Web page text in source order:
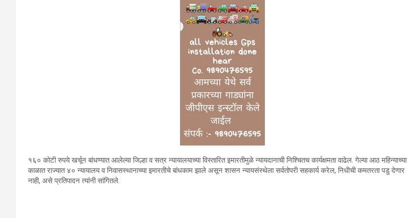
१६० कोटी रुपये खर्चून बांधण्यात आलेल्या जिल्हा व सत्र न्यायालयाच्या विस्तारित इमारतीमुळे न्यायदानाची निश्चितच कार्यक्षमता वाढेल. गेल्या आठ महिन्याच्या
काळात राज्यात ४० न्यायालय व निवासस्थानाच्या इमारतीचे बांधकाम झाले असून शासन न्यायसंस्थेला सर्वतोपरी सहकार्य करेल, निधीची कमतरता पडु देणार
नाही, असे प्रतिपादन त्यांनी सांगितले.